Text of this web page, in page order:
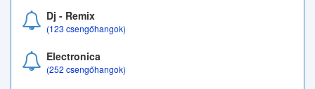
Dj - Remix
(123 csengőhangok)
Electronica
(252 csengőhangok)